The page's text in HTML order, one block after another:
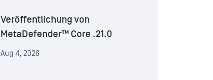
Veröffentlichung von
MetaDefender™ Core .21.0
Aug 4, 2026